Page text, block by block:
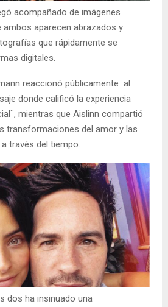
acompañado de imágenes
aparecen abrazados y
que rápidamente se
digitales.
reaccionó públicamente al
donde calificó la experiencia
mientras que Aislinn compartió
transformaciones del amor y las
través del tiempo.
dos ha insinuado una